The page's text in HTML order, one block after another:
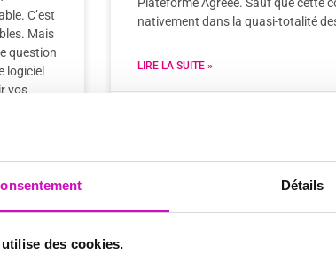
Détails
des cookies.
C’est
Mais
question
logiciel
vos
nativement dans la quasi-totalité
LIRE LA SUITE »